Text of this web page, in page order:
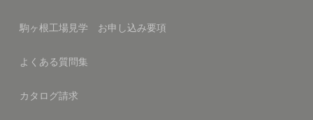
駒ヶ根工場見学 お申し込み要項
よくある質問集
カタログ請求